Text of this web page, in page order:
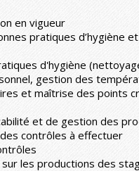
en vigueur
pratiques d’hygiène
d'hygiène
gestion des
et maîtrise des points
et de gestion des
contrôles à effectuer
les productions des